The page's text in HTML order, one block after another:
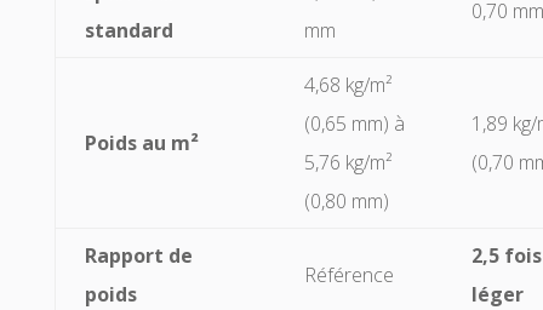
standard
mm
0,70 mm
Poids au m²
4,68 kg/m²
(0,65 mm) à
5,76 kg/m²
(0,80 mm)
1,89 kg/
(0,70
Rapport de
poids
Référence
2,5
léger